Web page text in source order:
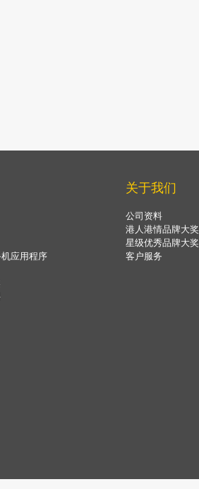
应用程序
关于我们
公司资料
港人港情品牌大奖
星级优秀品牌大奖
客户服务